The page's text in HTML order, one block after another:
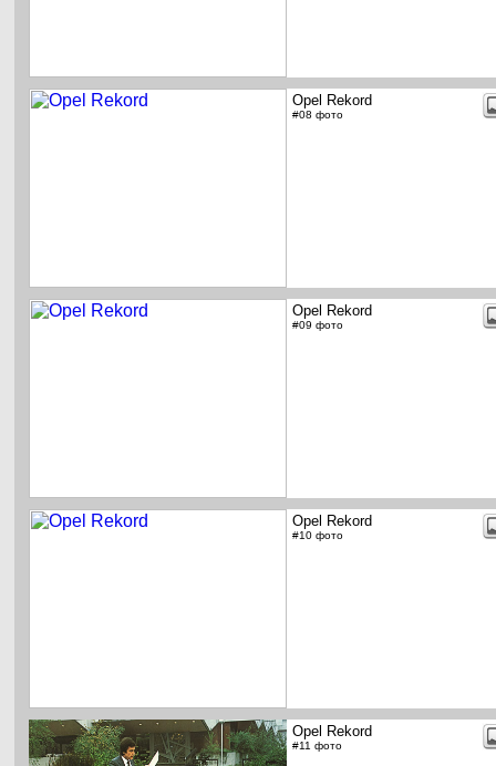
Opel Rekord
#08 фото
Opel Rekord
#09 фото
Opel Rekord
#10 фото
Opel Rekord
#11 фото